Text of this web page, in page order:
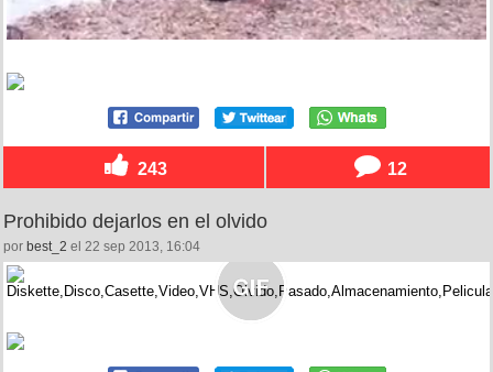
243 12
Prohibido dejarlos en el olvido
por best_2 el 22 sep 2013, 16:04